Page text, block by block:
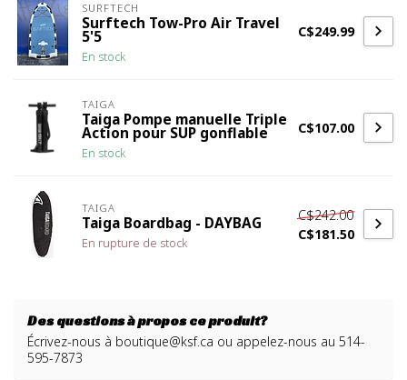
SURFTECH
Surftech Tow-Pro Air Travel
5'5
En stock
C$249.99
TAIGA
Taiga Pompe manuelle Triple
Action pour SUP gonflable
En stock
C$107.00
TAIGA
Taiga Boardbag - DAYBAG
En rupture de stock
C$242.00
C$181.50
Des questions à propos ce produit?
Écrivez-nous à boutique@ksf.ca ou appelez-nous au 514-
595-7873